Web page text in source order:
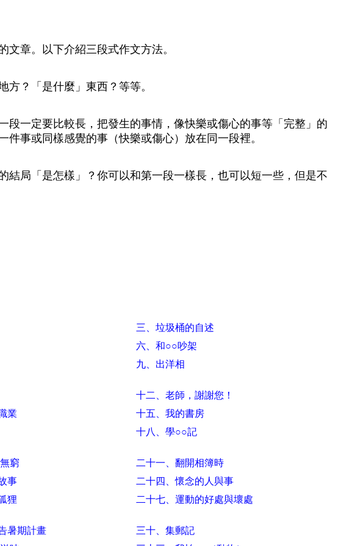
章。以下介紹三段式作文方法。
？「是什麼」東西？等等。
一定要比較長，把發生的事情，像快樂或傷心的事等「完整」的
事或同樣感覺的事（快樂或傷心）放在同一段裡。
局「是怎樣」？你可以和第一段一樣長，也可以短一些，但是不
三、垃圾桶的自述
六、和○○吵架
九、出洋相
十二、老師，謝謝您！
業
十五、我的書房
十八、學○○記
窮
二十一、翻開相簿時
事
二十四、懷念的人與事
狸
二十七、運動的好處與壞處
暑期計畫
三十、集郵記